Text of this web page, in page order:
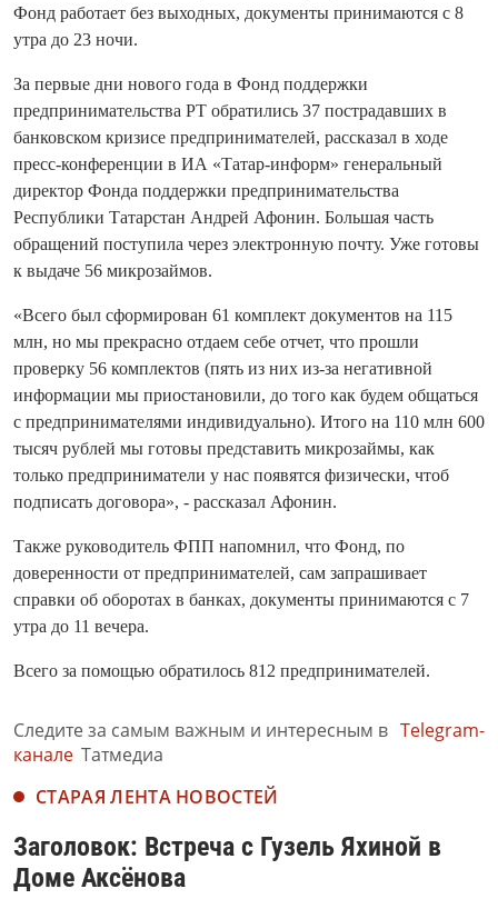
Фонд работает без выходных, документы принимаются с 8
утра до 23 ночи.
За первые дни нового года в Фонд поддержки
предпринимательства РТ обратились 37 пострадавших в
банковском кризисе предпринимателей, рассказал в ходе
пресс-конференции в ИА «Татар-информ» генеральный
директор Фонда поддержки предпринимательства
Республики Татарстан Андрей Афонин. Большая часть
обращений поступила через электронную почту. Уже готовы
к выдаче 56 микрозаймов.
«Всего был сформирован 61 комплект документов на 115
млн, но мы прекрасно отдаем себе отчет, что прошли
проверку 56 комплектов (пять из них из-за негативной
информации мы приостановили, до того как будем общаться
с предпринимателями индивидуально). Итого на 110 млн 600
тысяч рублей мы готовы представить микрозаймы, как
только предприниматели у нас появятся физически, чтоб
подписать договора», - рассказал Афонин.
Также руководитель ФПП напомнил, что Фонд, по
доверенности от предпринимателей, сам запрашивает
справки об оборотах в банках, документы принимаются с 7
утра до 11 вечера.
Всего за помощью обратилось 812 предпринимателей.
Следите за самым важным и интересным в Telegram-
канале Татмедиа
СТАРАЯ ЛЕНТА НОВОСТЕЙ
Заголовок: Встреча с Гузель Яхиной в
Доме Аксёнова